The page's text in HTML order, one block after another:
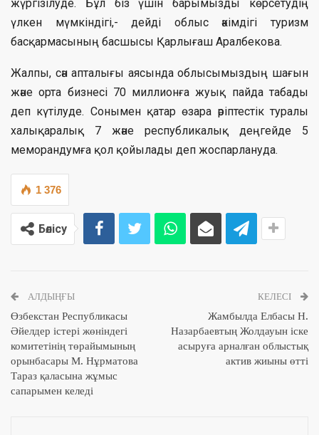
жүргізілуде. Бұл біз үшін барымызды көрсетудің
үлкен мүмкіндігі,- дейді облыс әкімдігі туризм
басқармасының басшысы Қарлығаш Аралбекова.
Жалпы, сән апталығы аясында облысымыздың шағын
және орта бизнесі 70 миллионға жуық пайда табады
деп күтілуде. Сонымен қатар өзара әріптестік туралы
халықаралық 7 және республикалық деңгейде 5
меморандумға қол қойылады деп жоспарлануда.
1 376
Бөлісу
АЛДЫҢҒЫ
Өзбекстан Республикасы
Әйелдер істері жөніндегі
комитетінің төрайымының
орынбасары М. Нұрматова
Тараз қаласына жұмыс
сапарымен келеді
КЕЛЕСІ
Жамбылда Елбасы Н.
Назарбаевтың Жолдауын іске
асыруға арналған облыстық
актив жиыны өтті